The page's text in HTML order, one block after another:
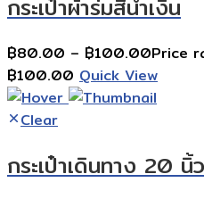
฿80.00 – ฿100.00Price
฿100.00 Quick View
Clear
กระเป๋าเดินทาง 20